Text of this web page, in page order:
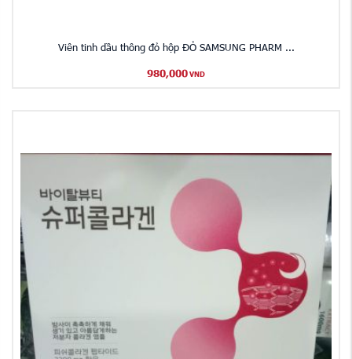
Viên tinh dầu thông đỏ hộp ĐỎ SAMSUNG PHARM ...
980,000 VND